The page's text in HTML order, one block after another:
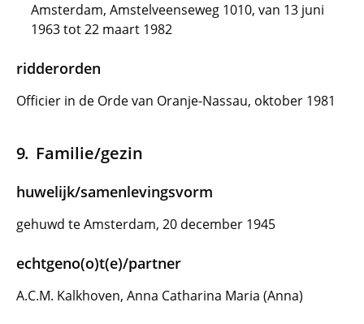
Amsterdam, Amstelveenseweg 1010, van 13 juni
1963 tot 22 maart 1982
ridderorden
Officier in de Orde van Oranje-Nassau, oktober 1981
Familie/gezin
huwelijk/samenlevingsvorm
gehuwd te Amsterdam, 20 december 1945
echtgeno(o)t(e)/partner
A.C.M. Kalkhoven, Anna Catharina Maria (Anna)